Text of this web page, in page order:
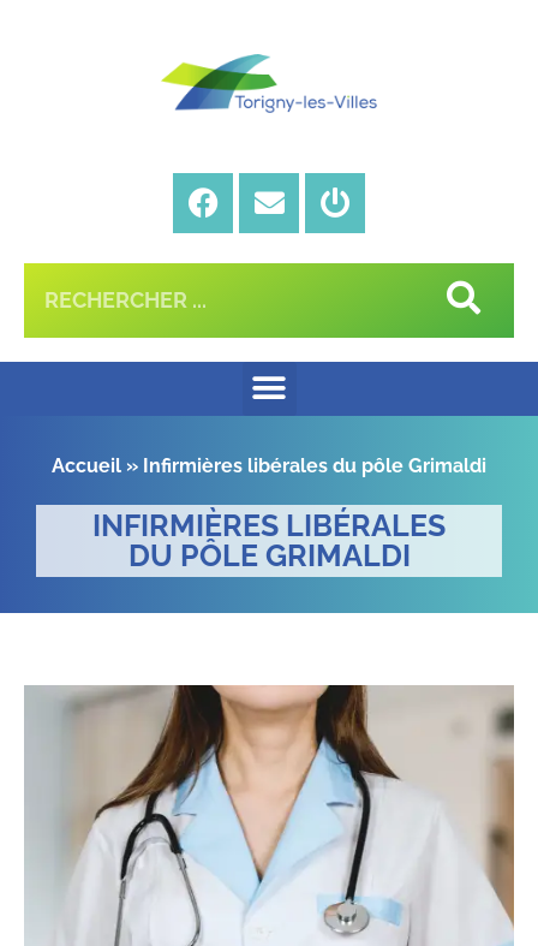
Accueil » Infirmières libérales du pôle Grimaldi
INFIRMIÈRES LIBÉRALES
DU PÔLE GRIMALDI